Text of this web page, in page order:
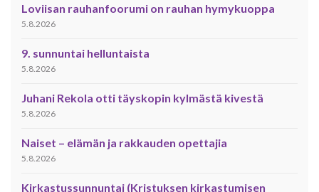
Loviisan rauhanfoorumi on rauhan hymykuoppa
5.8.2026
9. sunnuntai helluntaista
5.8.2026
Juhani Rekola otti täyskopin kylmästä kivestä
5.8.2026
Naiset – elämän ja rakkauden opettajia
5.8.2026
Kirkastussunnuntai (Kristuksen kirkastumisen